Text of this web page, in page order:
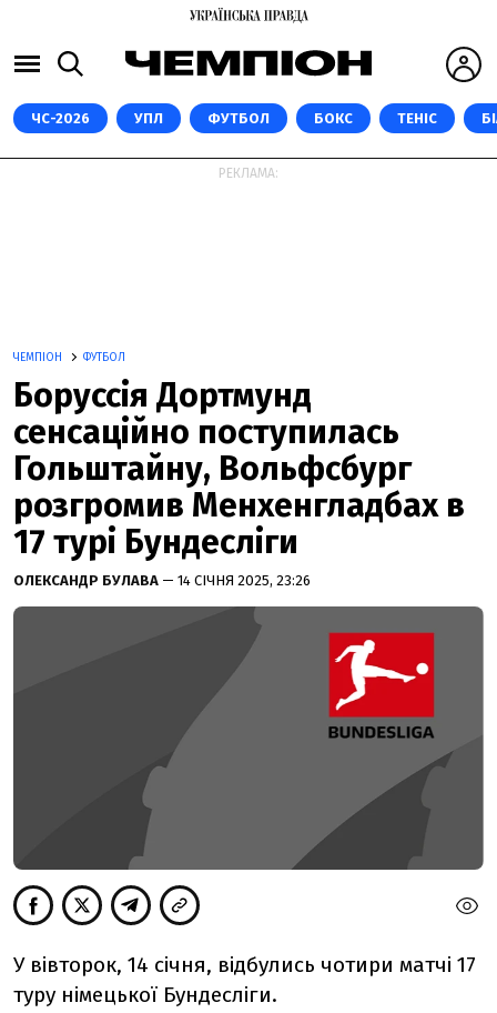
ЧС-2026 УПЛ ФУТБОЛ БОКС ТЕНІС
РЕКЛАМА:
ЧЕМПІОН ФУТБОЛ
Боруссія Дортмунд
сенсаційно поступилась
Гольштайну, Вольфсбург
розгромив Менхенгладбах в
17 турі Бундесліги
ОЛЕКСАНДР БУЛАВА — 14 СІЧНЯ 2025, 23:26
У вівторок, 14 січня, відбулись чотири матчі 17
туру німецької Бундесліги.